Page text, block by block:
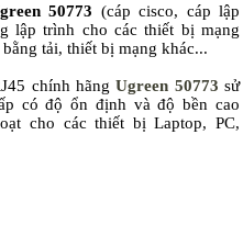
50773 (cáp cisco, cáp lập
lập trình cho các thiết bị mạng
tải, thiết bị mạng khác...
chính hãngUgreen 50773 sử
có độ ổn định và độ bền cao
cho các thiết bị Laptop, PC,